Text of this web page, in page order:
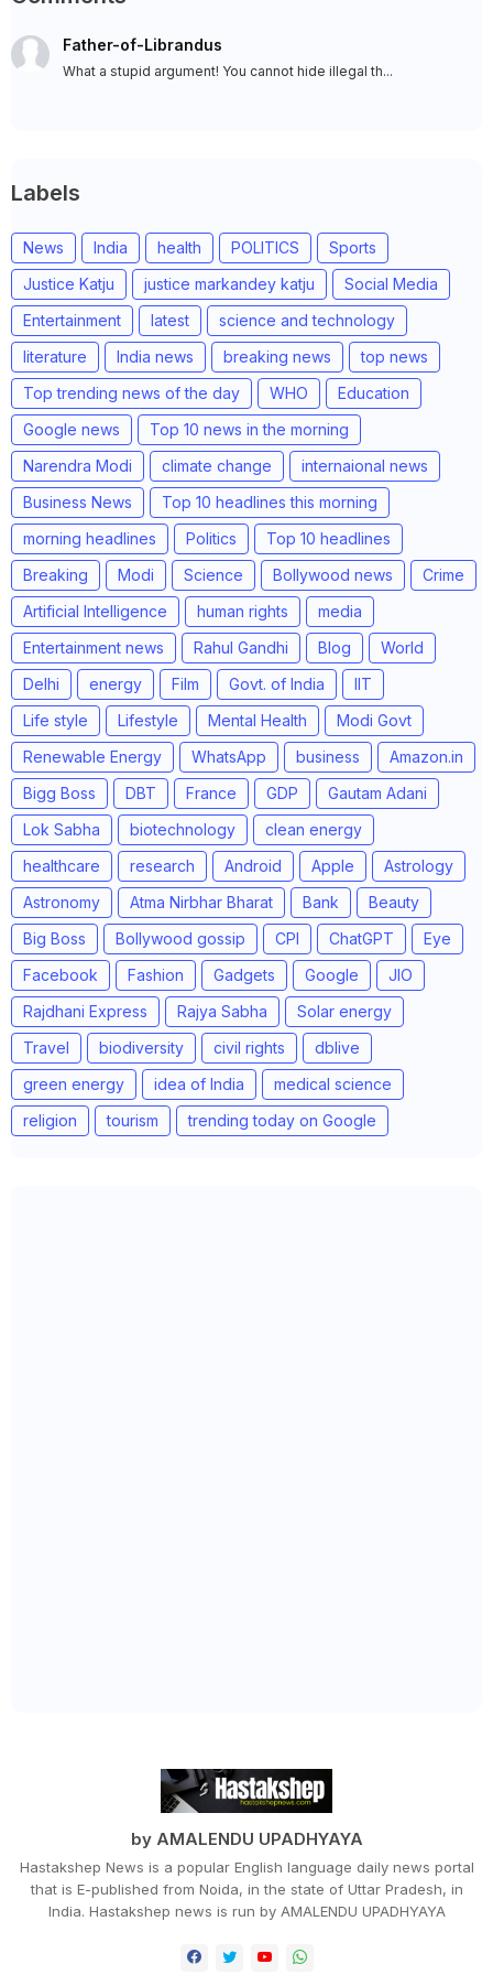
Father-of-Librandus
What a stupid argument! You cannot hide illegal th...
Labels
News India health POLITICS
Sports
Justice Katju
justice markandey katju
Social Media
Entertainment
latest
science and technology
literature
India news breaking news
top news
Top trending news of the day
WHO
Education
Google news
Top 10 news in the morning
Narendra Modi
climate change
internaional news
Business News
Top 10 headlines this morning
morning headlines
Politics
Top 10 headlines
Breaking
Modi Science Bollywood news
Crime
Artificial Intelligence
human rights
media
Entertainment news
Rahul Gandhi Blog
World
Delhi
energy Film Govt. of India
IIT
Life style
Lifestyle Mental Health
Modi Govt
Renewable Energy
WhatsApp business
Amazon.in
Bigg Boss
DBT France GDP
Gautam Adani
Lok Sabha
biotechnology
clean energy
healthcare
research Android Apple
Astrology
Astronomy
Atma Nirbhar Bharat Bank
Beauty
Big Boss
Bollywood gossip CPI ChatGPT
Eye
Facebook
Fashion Gadgets Google
JIO
Rajdhani Express
Rajya Sabha
Solar energy
Travel
biodiversity civil rights
dblive
green energy
idea of India
medical science
religion
tourism trending today on Google
by AMALENDU UPADHYAYA
Hastakshep News is a popular English language daily news portal
that is E-published from Noida, in the state of Uttar Pradesh, in
India. Hastakshep news is run by AMALENDU UPADHYAYA